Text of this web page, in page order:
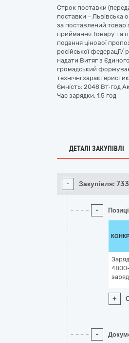
Строк поставки
поставки – Львівська
за поставлений товар
приймання Товару та
подання цінової
російської федерації/
надати Витяг з
громадський
технічні
Ємність: 2048 Вт·год
Час зарядки: 1,5 год
ДЕТАЛІ ЗАКУПІВЛІ
- Закупівля:
-
+
-